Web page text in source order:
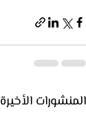
المنشورات الأخيرة